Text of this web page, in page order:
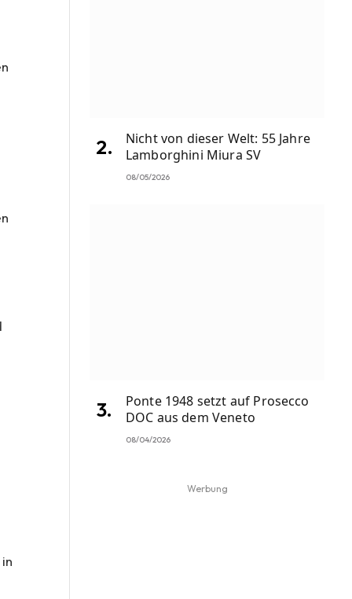
Nicht von dieser Welt: 55 Jahre
Lamborghini Miura SV
08/05/2026
Ponte 1948 setzt auf Prosecco
DOC aus dem Veneto
08/04/2026
Werbung